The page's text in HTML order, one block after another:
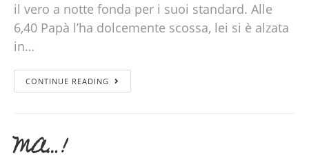
il vero a notte fonda per i suoi standard. Alle
6,40 Papà l’ha dolcemente scossa, lei si è alzata
in…
CONTINUE READING
MA…!